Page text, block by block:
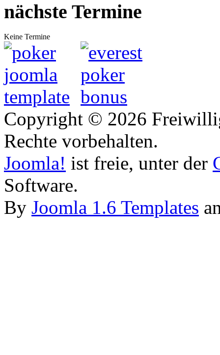
nächste Termine
Keine Termine
Copyright © 2026
Rechte vorbehalten.
Joomla! ist freie, unter der
Software.
By Joomla 1.6 Templates